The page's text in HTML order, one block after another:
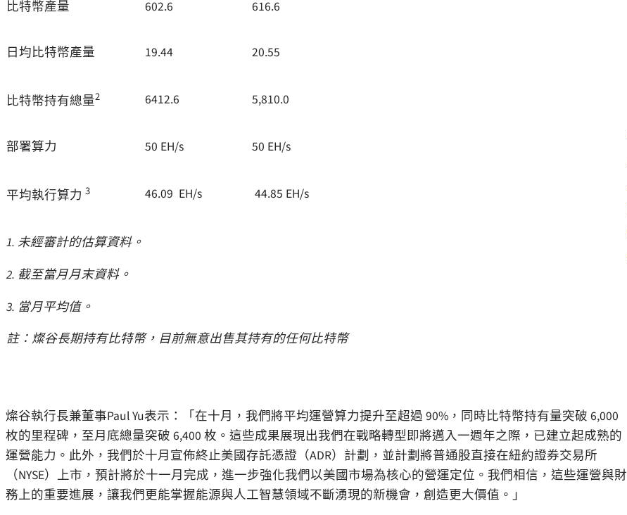
比特幣產量 602.6 616.6
日均比特幣產量 19.44 20.55
比特幣持有總量2 6412.6 5,810.0
部署算力 50 EH/s 50 EH/s
平均執行算力 3 46.09 EH/s 44.85 EH/s
1. 未經審計的估算資料。
2. 截至當月月末資料。
3. 當月平均值。
註：燦谷長期持有比特幣，目前無意出售其持有的任何比特幣
燦谷執行長兼董事Paul Yu表示：「在十月，我們將平均運營算力提升至超過 90%，同時比特幣持有量突破 6,000
枚的里程碑，至月底總量突破 6,400 枚。這些成果展現出我們在戰略轉型即將邁入一週年之際，已建立起成熟的
運營能力。此外，我們於十月宣佈終止美國存託憑證（ADR）計劃，並計劃將普通股直接在紐約證券交易所
（NYSE）上市，預計將於十一月完成，進一步強化我們以美國市場為核心的營運定位。我們相信，這些運營與財
務上的重要進展，讓我們更能掌握能源與人工智慧領域不斷湧現的新機會，創造更大價值。」